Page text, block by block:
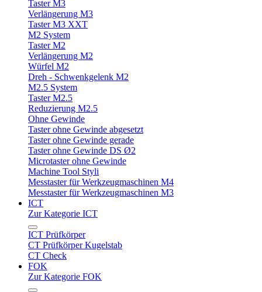
Taster M3
Verlängerung M3
Taster M3 XXT
M2 System
Taster M2
Verlängerung M2
Würfel M2
Dreh - Schwenkgelenk M2
M2.5 System
Taster M2.5
Reduzierung M2.5
Ohne Gewinde
Taster ohne Gewinde abgesetzt
Taster ohne Gewinde gerade
Taster ohne Gewinde DS Ø2
Microtaster ohne Gewinde
Machine Tool Styli
Messtaster für Werkzeugmaschinen M4
Messtaster für Werkzeugmaschinen M3
ICT
Zur Kategorie ICT
ICT Prüfkörper
CT Prüfkörper Kugelstab
CT Check
FOK
Zur Kategorie FOK